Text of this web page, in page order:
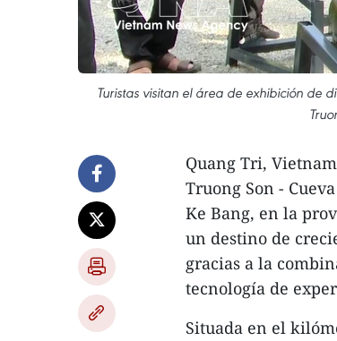
Turistas visitan el área de exhibición de
Quang Tri,
Truong Son -
Ke Bang, en la
un destino de
gracias a la
tecnología de
Situada en el